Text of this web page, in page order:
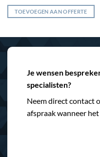
TOEVOEGEN AAN OFFERTE
Je wensen
specialisten?
Neem direct contact
afspraak wanneer